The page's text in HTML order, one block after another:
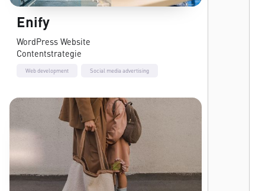
Enify
WordPress Website
Contentstrategie
Web development Social media advertising